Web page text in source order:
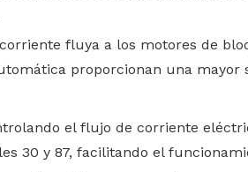
fluya a los motores de
proporcionan una
el flujo de corriente
30 y 87, facilitando el